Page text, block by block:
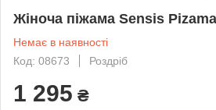
Жіноча піжама Sensis
Немає в наявності
Код: 08673
Роздріб
1 295 ₴